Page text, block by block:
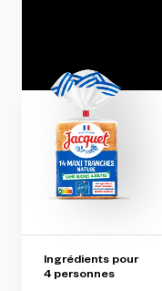
string(11) "NiOX_QE99kI"
Ingrédients pour
4 personnes